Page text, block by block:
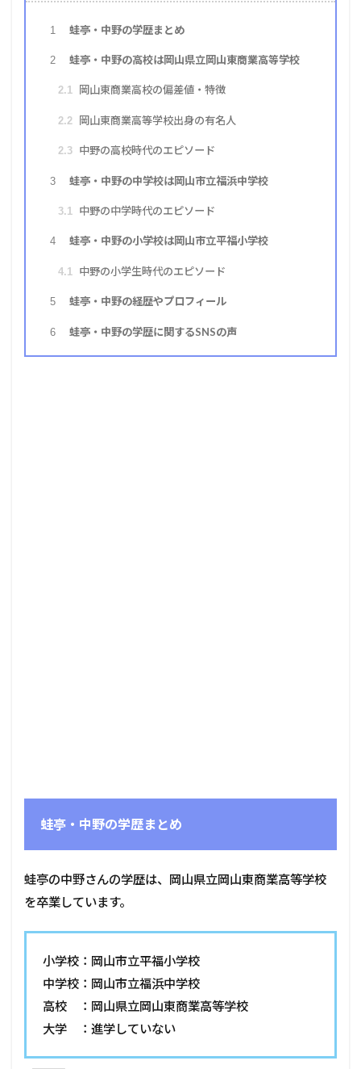
1 蛙亭・中野の学歴まとめ
2 蛙亭・中野の高校は岡山県立岡山東商業高等学校
2.1 岡山東商業高校の偏差値・特徴
2.2 岡山東商業高等学校出身の有名人
2.3 中野の高校時代のエピソード
3 蛙亭・中野の中学校は岡山市立福浜中学校
3.1 中野の中学時代のエピソード
4 蛙亭・中野の小学校は岡山市立平福小学校
4.1 中野の小学生時代のエピソード
5 蛙亭・中野の経歴やプロフィール
6 蛙亭・中野の学歴に関するSNSの声
蛙亭・中野の学歴まとめ
蛙亭の中野さんの学歴は、岡山県立岡山東商業高等学校
を卒業しています。
小学校：岡山市立平福小学校
中学校：岡山市立福浜中学校
高校 ：岡山県立岡山東商業高等学校
大学 ：進学していない